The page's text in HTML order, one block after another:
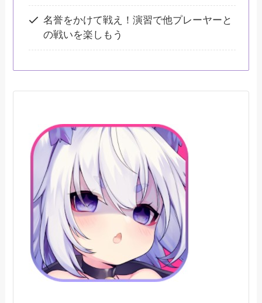
名誉をかけて戦え！演習で他プレーヤーと
の戦いを楽しもう